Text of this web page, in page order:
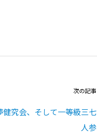
次の記事
健究会、そして一等級三七
人参